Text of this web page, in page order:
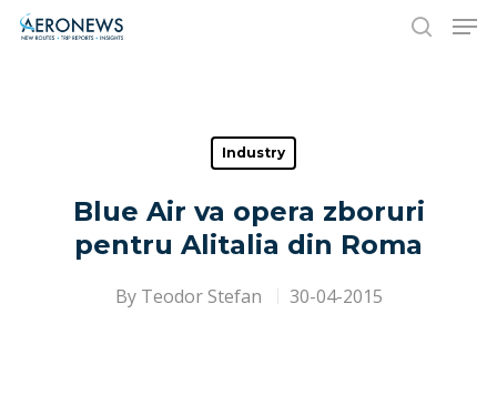
Hit enter to search or ESC to close
Industry
Blue Air va opera zboruri
pentru Alitalia din Roma
By Teodor Stefan 30-04-2015